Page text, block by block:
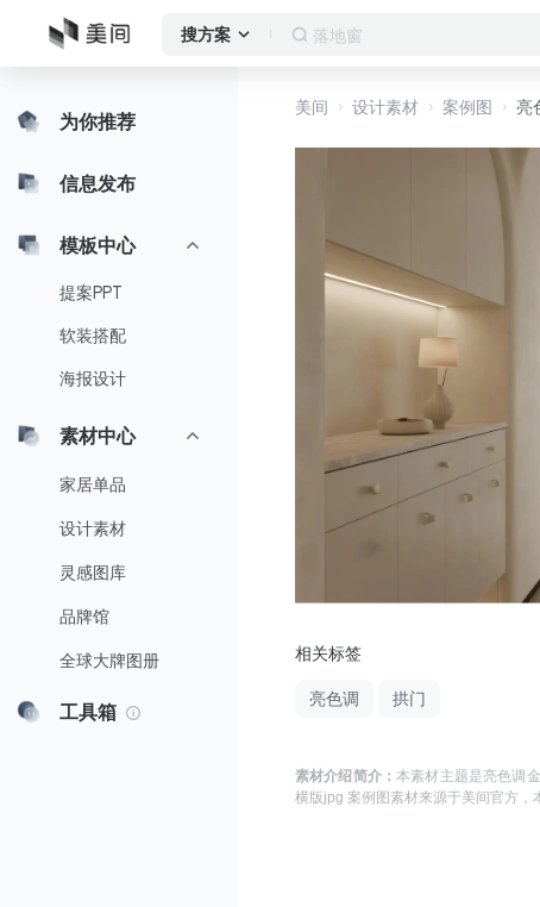
搜方案 作品集
为你推荐
信息发布
模板中心
提案PPT
软装搭配
海报设计
素材中心
家居单品
设计素材
灵感图库
品牌馆
全球大牌图册
工具箱
美间 设计素材 案例图 亮
相关标签
亮色调 拱门
素材介绍简介：本素材主题是亮色调
横版jpg 案例图素材来源于美间官方